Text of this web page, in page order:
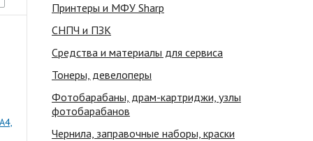
Принтеры и МФУ Sharp
СНПЧ и ПЗК
Средства и материалы для сервиса
Тонеры, девелоперы
Фотобарабаны, драм-картриджи, узлы
фотобарабанов
Чернила, заправочные наборы, краски